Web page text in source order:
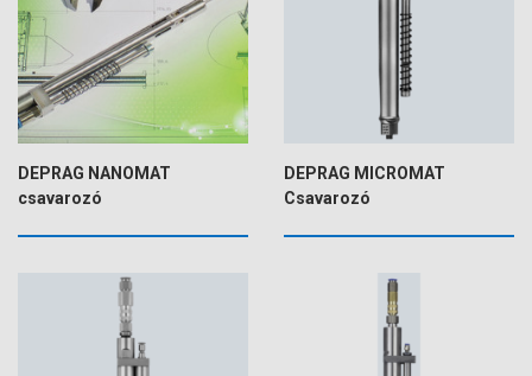
DEPRAG NANOMAT
csavarozó
DEPRAG MICROMAT
Csavarozó